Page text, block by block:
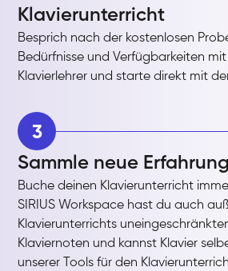
Klavierunterricht
Besprich nach der kostenlosen
Bedürfnisse und Verfügbarkeiten
Klavierlehrer und starte direkt mit
3
Sammle neue
Buche deinen Klavierunterricht
SIRIUS Workspace hast du auch
Klavierunterrichts
Klaviernoten und kannst Klavier
unserer Tools für den